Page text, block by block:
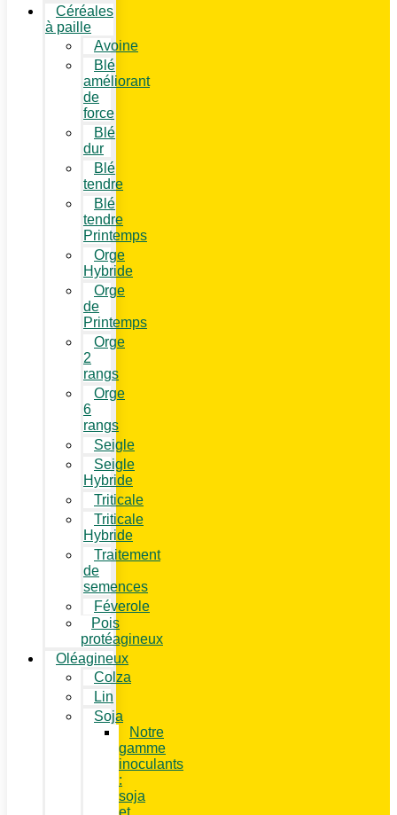
Céréales
à paille
Avoine
Blé
améliorant
de
force
Blé
dur
Blé
tendre
Blé
tendre
Printemps
Orge
Hybride
Orge
de
Printemps
Orge
2
rangs
Orge
6
rangs
Seigle
Seigle
Hybride
Triticale
Triticale
Hybride
Traitement
de
semences
Féverole
Pois
protéagineux
Oléagineux
Colza
Lin
Soja
Notre
gamme
inoculants
:
soja
et